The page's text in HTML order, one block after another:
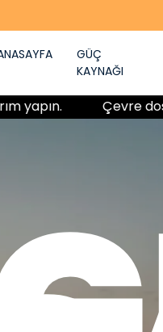
GÜÇ
KAYNAĞI
Çevre dostu enerji